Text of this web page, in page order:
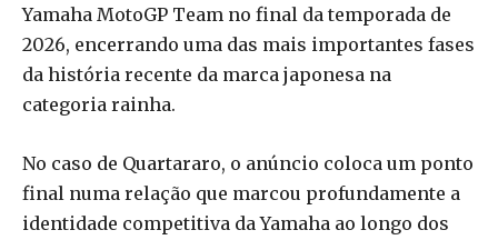
Yamaha MotoGP Team no final da temporada de
2026, encerrando uma das mais importantes fases
da história recente da marca japonesa na
categoria rainha.
No caso de Quartararo, o anúncio coloca um ponto
final numa relação que marcou profundamente a
identidade competitiva da Yamaha ao longo dos